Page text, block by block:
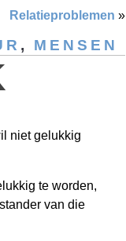
Relatieproblemen »
, MENSEN
niet gelukkig
te worden,
van die